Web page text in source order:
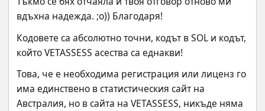
вдъхна надежда. ;o)) Благодаря!
Кодовете са абсолютно точни, кодът в SOL и кодът,
който VETASSESS асества са еднакви!
Това, че е необходима регистрация или лиценз го
има единствено в статистическия сайт на
Австралия, но в сайта на VETASSESS, никъде няма